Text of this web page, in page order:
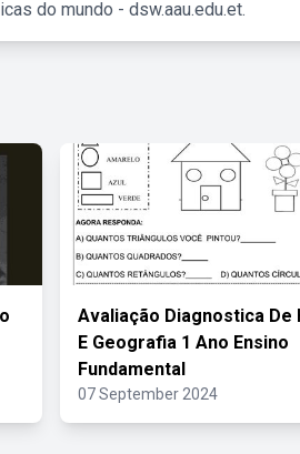
do mundo - dsw.aau.edu.et.
Avaliação Diagnostica De
E Geografia 1 Ano Ensino
Fundamental
07 September 2024